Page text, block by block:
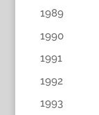
1989
1990
1991
1992
1993